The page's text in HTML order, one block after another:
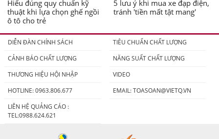
Hiểu đúng quy chuẩn kỹ
thuật khi lựa chọn ghế ngồi
ô tô cho trẻ
5 lưu ý khi mua xe đạp điện,
tránh 'tiền mất tật mang'
DIỄN ĐÀN CHÍNH SÁCH
TIÊU CHUẨN CHẤT LƯỢNG
CẢNH BÁO CHẤT LƯỢNG
NĂNG SUẤT CHẤT LƯỢNG
THƯƠNG HIỆU HỘI NHẬP
VIDEO
HOTLINE: 0963.806.677
EMAIL:TOASOAN@VIETQ.VN
LIÊN HỆ QUẢNG CÁO :
TEL:0988.624.621